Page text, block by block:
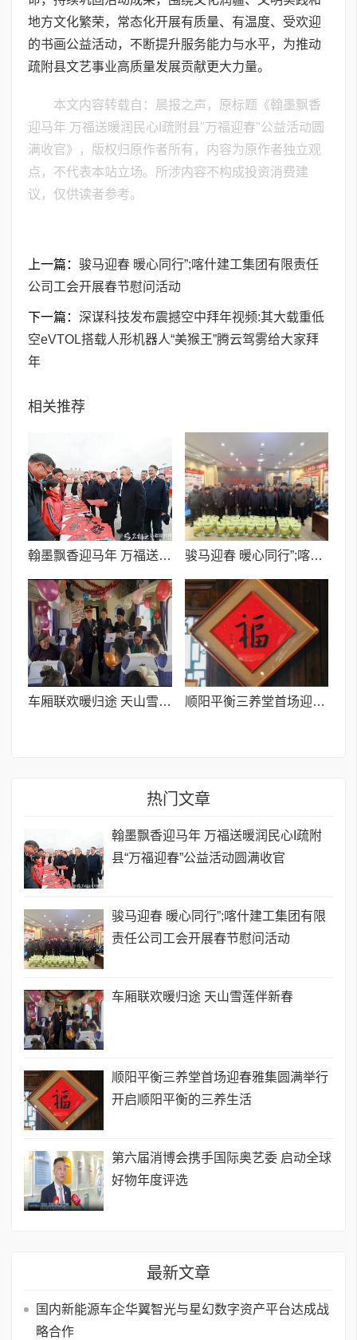
地方文化繁荣，常态化开展有质量、有温度、受欢迎
的书画公益活动，不断提升服务能力与水平，为推动
疏附县文艺事业高质量发展贡献更大力量。
本文内容转载自：晨报之声，原标题《翰墨飘香
迎马年 万福送暖润民心I疏附县"万福迎春"公益活动圆
满收官》，版权归原作者所有，内容为原作者独立观
点，不代表本站立场。所涉内容不构成投资消费建
议，仅供读者参考。
上一篇： 骏马迎春 暖心同行”;喀什建工集团有限责任
公司工会开展春节慰问活动
下一篇： 深谋科技发布震撼空中拜年视频:其大载重低
空eVTOL搭载人形机器人“美猴王”腾云驾雾给大家拜
年
相关推荐
翰墨飘香迎马年 万福送暖润民心I疏附县“万福迎春”公益活动圆满收官 骏马迎春 暖心同行”;喀什建工集团有限责任公司工会开展春节慰问活动
车厢联欢暖归途 天山雪莲伴新春 顺阳平衡三养堂首场迎春雅集圆满举行 开启顺阳平衡的三养生活
热门文章
翰墨飘香迎马年 万福送暖润民心I疏附
县“万福迎春”公益活动圆满收官
骏马迎春 暖心同行”;喀什建工集团有限
责任公司工会开展春节慰问活动
车厢联欢暖归途 天山雪莲伴新春
顺阳平衡三养堂首场迎春雅集圆满举行
开启顺阳平衡的三养生活
第六届消博会携手国际奥艺委 启动全球
好物年度评选
最新文章
国内新能源车企华翼智光与星幻数字资产平台达成战
略合作